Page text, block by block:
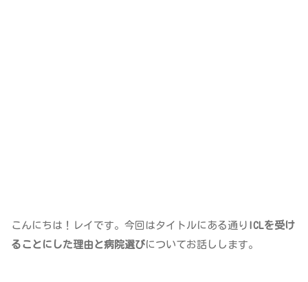
こんにちは！レイです。今回はタイトルにある通り ICLを受け
ることにした理由と病院選びについてお話しします。